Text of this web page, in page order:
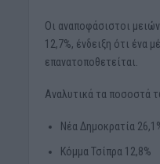
Οι αναποφάσιστοι
12,7%, ένδειξη ότι ένα
επανατοποθετείται.
Αναλυτικά τα ποσοστά
Νέα Δημοκρατία
Κόμμα Τσίπρα 12,8%